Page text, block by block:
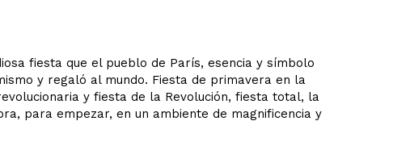
fiesta que el pueblo de París, esencia y símbolo
y regaló al mundo. Fiesta de primavera en la
y fiesta de la Revolución, fiesta total, la
para empezar, en un ambiente de magnificencia y